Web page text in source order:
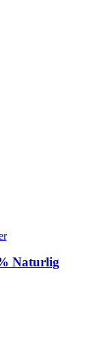
Naturlig